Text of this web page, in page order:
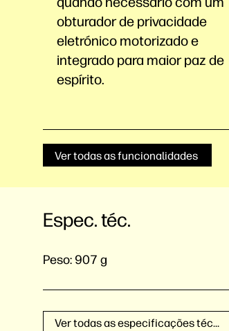
obturador de privacidade
eletrónico motorizado e
integrado para maior paz de
espírito.
Ver todas as funcionalidades
Espec. téc.
Peso:907 g
Ver todas as especificações técnicas